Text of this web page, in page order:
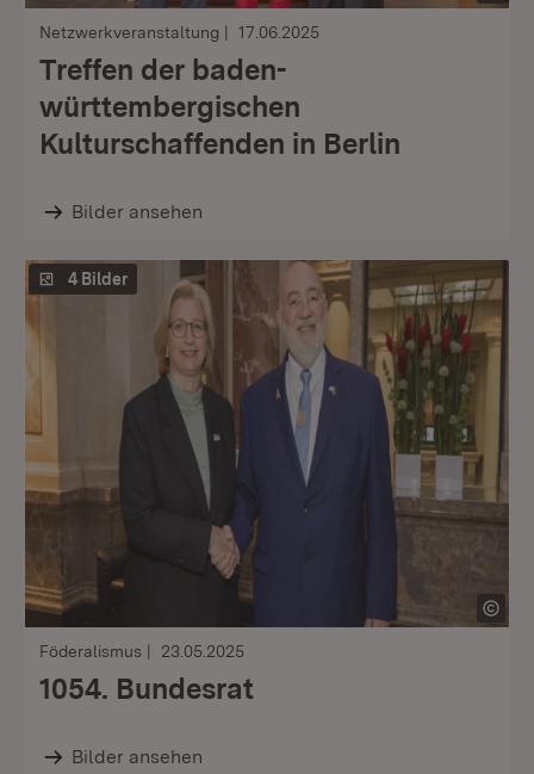
Netzwerkveranstaltung 17.06.2025
Treffen der baden-
württembergischen
Kulturschaffenden in Berlin
Bilder ansehen
4 Bilder
Föderalismus 23.05.2025
1054. Bundesrat
Bilder ansehen